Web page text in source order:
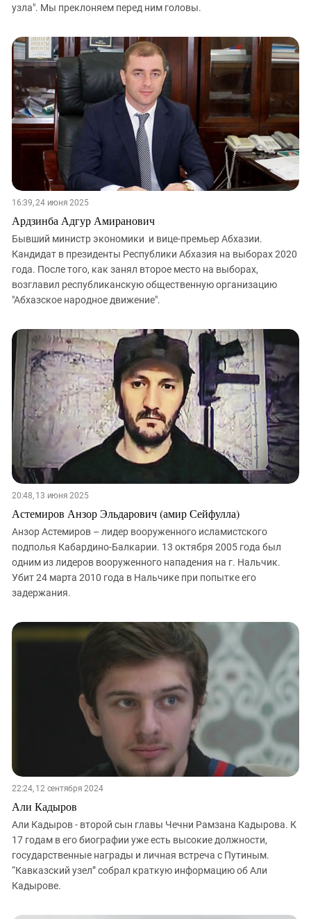
узла". Мы преклоняем перед ним головы.
16:39, 24 июня 2025
Ардзинба Адгур Амиранович
Бывший министр экономики и вице-премьер Абхазии.
Кандидат в президенты Республики Абхазия на выборах 2020
года. После того, как занял второе место на выборах,
возглавил республиканскую общественную организацию
"Абхазское народное движение".
20:48, 13 июня 2025
Астемиров Анзор Эльдарович (амир Сейфулла)
Анзор Астемиров – лидер вооруженного исламистского
подполья Кабардино-Балкарии. 13 октября 2005 года был
одним из лидеров вооруженного нападения на г. Нальчик.
Убит 24 марта 2010 года в Нальчике при попытке его
задержания.
22:24, 12 сентября 2024
Али Кадыров
Али Кадыров - второй сын главы Чечни Рамзана Кадырова. К
17 годам в его биографии уже есть высокие должности,
государственные награды и личная встреча с Путиным.
“Кавказский узел” собрал краткую информацию об Али
Кадырове.